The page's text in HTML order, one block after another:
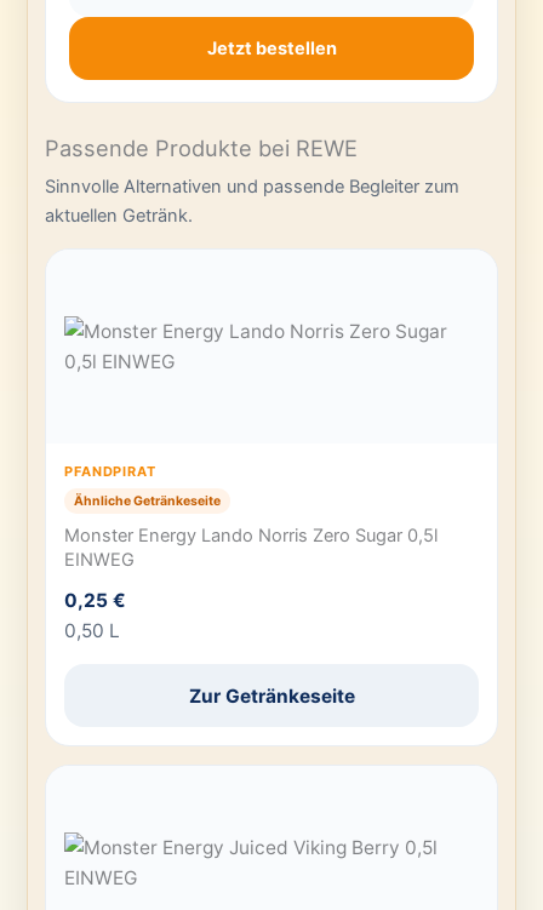
Jetzt bestellen
Passende Produkte bei REWE
Sinnvolle Alternativen und passende Begleiter zum
aktuellen Getränk.
PFANDPIRAT
Ähnliche Getränkeseite
Monster Energy Lando Norris Zero Sugar 0,5l
EINWEG
0,25 €
0,50 L
Zur Getränkeseite